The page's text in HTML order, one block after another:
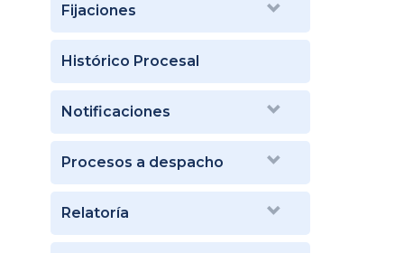
Fijaciones
Histórico Procesal
Notificaciones
Procesos a despacho
Relatoría